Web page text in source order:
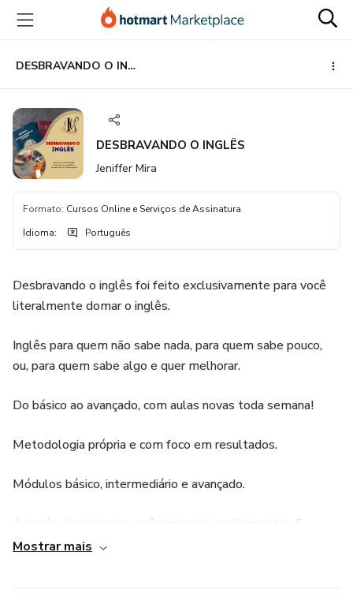
para
conteúdo
principal
para
pagamento
para
rodapé
DESBRAVANDO O INGLÊS
DESBRAVANDO O INGLÊS
Jeniffer Mira
Formato: Cursos Online e Serviços de Assinatura
Idioma: Português
Desbravando o inglês foi feito exclusivamente para você
literalmente domar o inglês.
Inglês para quem não sabe nada, para quem sabe pouco,
ou, para quem sabe algo e quer melhorar.
Do básico ao avançado, com aulas novas toda semana!
Metodologia própria e com foco em resultados.
Módulos básico, intermediário e avançado.
Através desse curso você consegue performar nas 5
habilidades: escutar, ler, falar, escrever e criar.
Consulte também as mentorias individuais.
Mostrar mais